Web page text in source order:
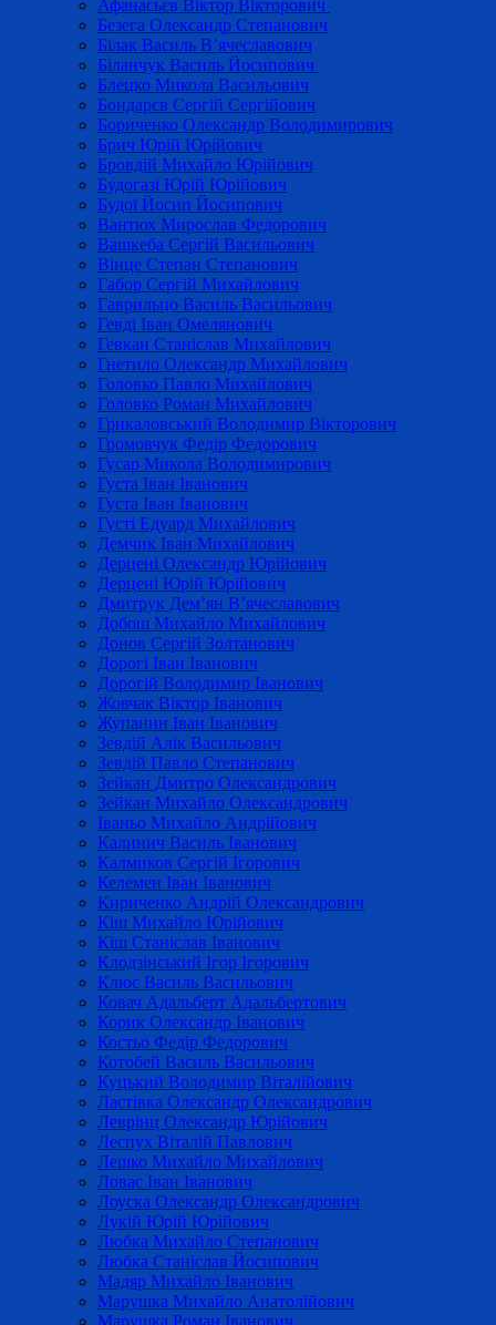
Афанасьєв Віктор Вікторович
Безега Олександр Степанович
Білак Василь В’ячеславович
Біланчук Василь Йосипович
Блецко Микола Васильович
Бондарєв Сергій Сергійович
Бориченко Олександр Володимирович
Брич Юрій Юрійович
Бровдій Михайло Юрійович
Будогазі Юрій Юрійович
Будої Йосип Йосипович
Вантюх Мирослав Федорович
Вашкеба Сергій Васильович
Вінце Степан Степанович
Габор Сергій Михайлович
Гаврильцо Василь Васильович
Гевді Іван Омелянович
Гевкан Станіслав Михайлович
Гнетило Олександр Михайлович
Головко Павло Михайлович
Головко Роман Михайлович
Грикаловський Володимир Вікторович
Громовчук Федір Федорович
Гусар Микола Володимирович
Густа Іван Іванович
Густа Іван Іванович
Густі Едуард Михайлович
Демчик Іван Михайлович
Дерцені Олександр Юрійович
Дерцені Юрій Юрійович
Дмитрук Дем’ян В’ячеславович
Добош Михайло Михайлович
Донов Сергій Золтанович
Дорогі Іван Іванович
Дорогій Володимир Іванович
Жовчак Віктор Іванович
Жупанин Іван Іванович
Зевдій Алік Васильович
Зевдій Павло Степанович
Зейкан Дмитро Олександрович
Зейкан Михайло Олександрович
Іваньо Михайло Андрійович
Калинич Василь Іванович
Калмиков Сергій Ігорович
Келемен Іван Іванович
Кириченко Андрій Олександрович
Кіш Михайло Юрійович
Кіш Станіслав Іванович
Клодзінський Ігор Ігорович
Клюс Василь Васильович
Ковач Адальберт Адальбертович
Корик Олександр Іванович
Костьо Федір Федорович
Котобей Василь Васильович
Куцький Володимир Віталійович
Ластівка Олександр Олександрович
Леврінц Олександр Юрійович
Леспух Віталій Павлович
Лешко Михайло Михайлович
Ловас Іван Іванович
Лоуска Олександр Олександрович
Лукій Юрій Юрійович
Любка Михайло Степанович
Любка Станіслав Йосипович
Мадяр Михайло Іванович
Марушка Михайло Анатолійович
Марушка Роман Іванович